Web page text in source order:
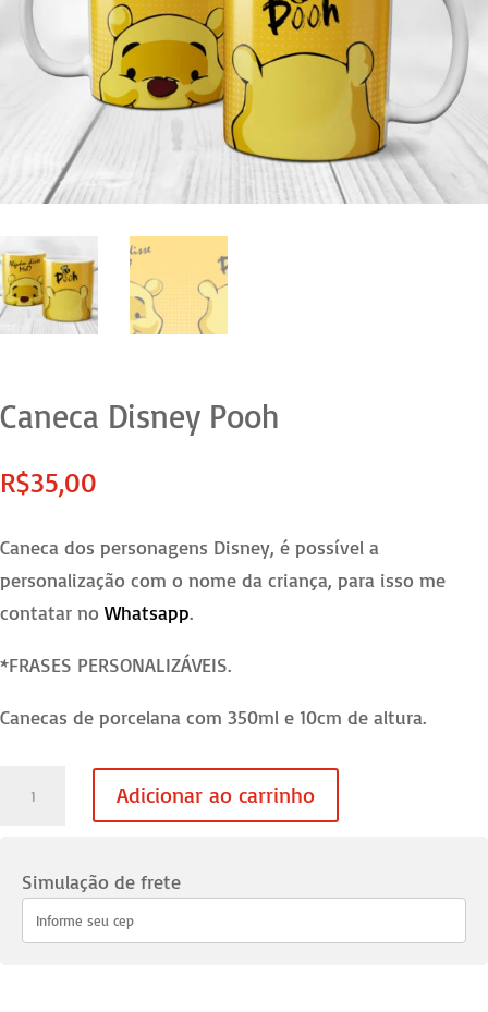
Caneca Disney Pooh
R$35,00
Caneca dos personagens Disney, é possível a
personalização com o nome da criança, para isso me
contatar no Whatsapp.
*FRASES PERSONALIZÁVEIS.
Canecas de porcelana com 350ml e 10cm de altura.
quantidade
Adicionar ao carrinho
Simulação de frete